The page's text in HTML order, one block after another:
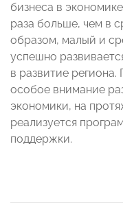
бизнеса в
раза больше, чем в
образом, малый и
успешно
в развитие региона.
особое внимание
экономики, на
реализуется
поддержки.